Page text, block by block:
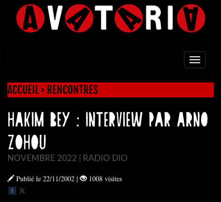
ACCUEIL> RENCONTRES
HAKIM BEY : Interview par Arno
ZOHOU
NOVEMBRE 2022 | RADIO DIO
Publié le 22/11/2002 | 1008 visites